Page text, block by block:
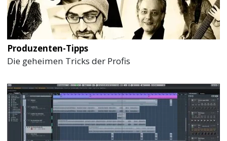
Produzenten-Tipps
Die geheimen Tricks der Profis